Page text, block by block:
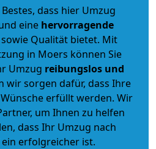
dass hier Umzug
eine hervorragende
sowie Qualität bietet. Mit
in Moers können Sie
Umzug reibungslos und
wir sorgen dafür, dass Ihre
erfüllt werden. Wir
um Ihnen zu helfen
dass Ihr Umzug nach
erfolgreicher ist.